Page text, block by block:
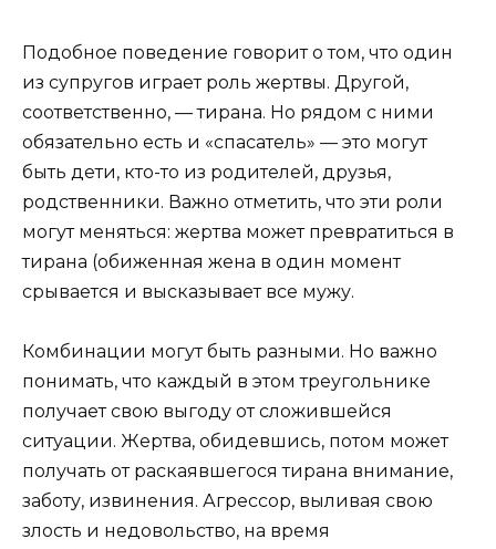
Подобное поведение говорит о том, что один
из супругов играет роль жертвы. Другой,
соответственно, — тирана. Но рядом с ними
обязательно есть и «спасатель» — это могут
быть дети, кто-то из родителей, друзья,
родственники. Важно отметить, что эти роли
могут меняться: жертва может превратиться в
тирана (обиженная жена в один момент
срывается и высказывает все мужу.
Комбинации могут быть разными. Но важно
понимать, что каждый в этом треугольнике
получает свою выгоду от сложившейся
ситуации. Жертва, обидевшись, потом может
получать от раскаявшегося тирана внимание,
заботу, извинения. Агрессор, выливая свою
злость и недовольство, на время